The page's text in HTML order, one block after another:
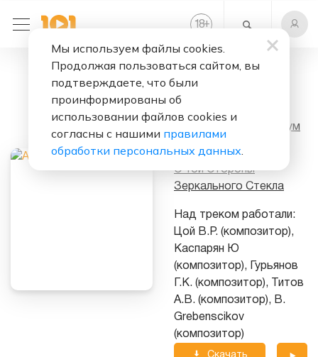
18+
Танец
Аквариум
Альбом:
С Той Стороны
Зеркального Стекла
Над треком работали:
Цой В.Р. (композитор),
Каспарян Ю
(композитор), Гурьянов
Г.К. (композитор), Титов
А.В. (композитор), B.
Grebenscikov
(композитор)
Мы используем файлы cookies.
Продолжая пользоваться сайтом, вы
подтверждаете, что были
проинформированы об
использовании файлов cookies и
согласны с нашими правилами
обработки персональных данных.